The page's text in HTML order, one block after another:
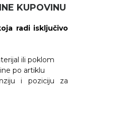
KUPOVINU
radi isključivo
ili poklom
po artiklu
i poziciju za